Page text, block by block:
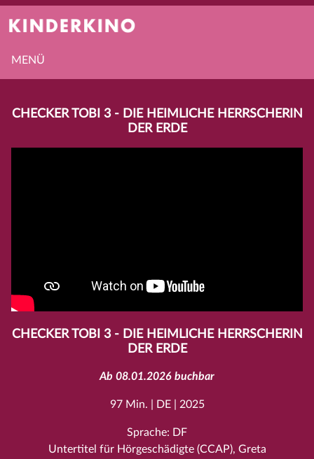
MENÜ
CHECKER TOBI 3 - DIE HEIMLICHE HERRSCHERIN
DER ERDE
CHECKER TOBI 3 - DIE HEIMLICHE HERRSCHERIN
DER ERDE
Ab 08.01.2026 buchbar
97 Min. | DE | 2025
Sprache: DF
Untertitel für Hörgeschädigte (CCAP), Greta